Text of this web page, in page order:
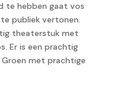
te hebben gaat vos
publiek vertonen.
theaterstuk met
Er is een prachtig
met prachtige